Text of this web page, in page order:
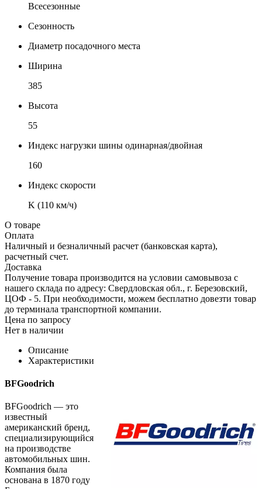
Всесезонные
Сезонность
Диаметр посадочного места
Ширина
385
Высота
55
Индекс нагрузки шины одинарная/двойная
160
Индекс скорости
K (110 км/ч)
О товаре
Оплата
Наличный и безналичный расчет (банковская карта),
расчетный счет.
Доставка
Получение товара производится на условии самовывоза с
нашего склада по адресу: Свердловская обл., г. Березовский,
ЦОФ - 5. При необходимости, можем бесплатно довезти товар
до терминала транспортной компании.
Цена по запросу
Нет в наличии
Описание
Характеристики
BFGoodrich
BFGoodrich — это
известный
американский бренд,
специализирующийся
на производстве
автомобильных шин.
Компания была
основана в 1870 году